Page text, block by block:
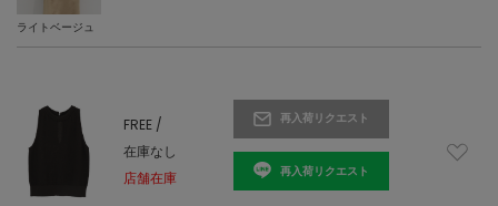
ライトベージュ
FREE /
在庫なし
店舗在庫
再入荷リクエスト
再入荷リクエスト